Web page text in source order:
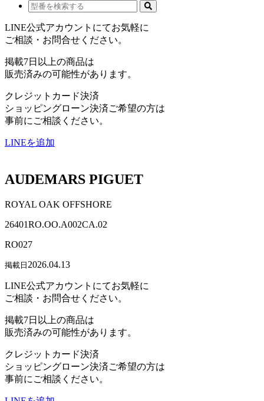
LINE公式アカウントにてお気軽に
ご相談・お問合せください。
掲載7日以上の商品は
販売済みの可能性があります。
クレジットカード決済
ショッピングローン決済ご希望の方は
事前にご相談ください。
LINEを追加
AUDEMARS PIGUET
ROYAL OAK OFFSHORE
26401RO.OO.A002CA.02
RO027
掲載日 2026.04.13
LINE公式アカウントにてお気軽に
ご相談・お問合せください。
掲載7日以上の商品は
販売済みの可能性があります。
クレジットカード決済
ショッピングローン決済ご希望の方は
事前にご相談ください。